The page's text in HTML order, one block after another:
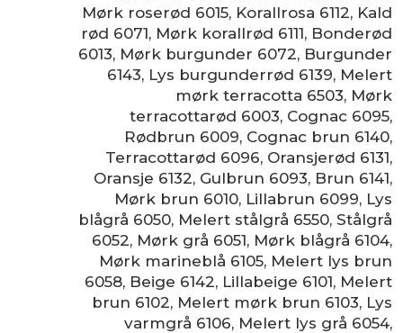
Mørk roserød 6015, Korallrosa 6112, Kald
rød 6071, Mørk korallrød 6111, Bonderød
6013, Mørk burgunder 6072, Burgunder
6143, Lys burgunderrød 6139, Melert
mørk terracotta 6503, Mørk
terracottarød 6003, Cognac 6095,
Rødbrun 6009, Cognac brun 6140,
Terracottarød 6096, Oransjerød 6131,
Oransje 6132, Gulbrun 6093, Brun 6141,
Mørk brun 6010, Lillabrun 6099, Lys
blågrå 6050, Melert stålgrå 6550, Stålgrå
6052, Mørk grå 6051, Mørk blågrå 6104,
Mørk marineblå 6105, Melert lys brun
6058, Beige 6142, Lillabeige 6101, Melert
brun 6102, Melert mørk brun 6103, Lys
varmgrå 6106, Melert lys grå 6054,